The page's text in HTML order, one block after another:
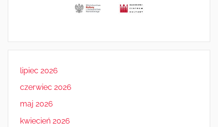
lipiec 2026
czerwiec 2026
maj 2026
kwiecień 2026